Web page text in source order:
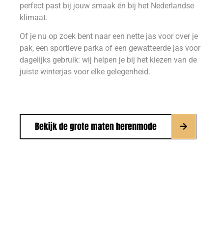
perfect past bij jouw smaak én bij het Nederlandse
klimaat.
Of je nu op zoek bent naar een nette jas voor over je
pak, een sportieve parka of een gewatteerde jas voor
dagelijks gebruik: wij helpen je bij het kiezen van de
juiste winterjas voor elke gelegenheid.
Bekijk de grote maten herenmode